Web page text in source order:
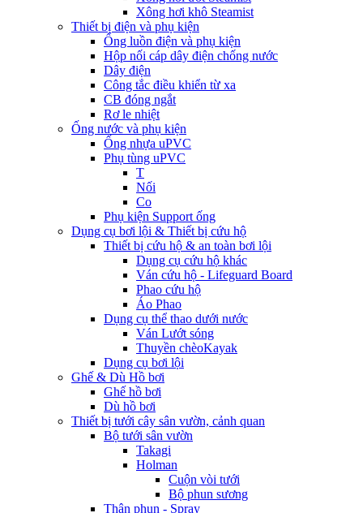
Xông hơi khô Steamist
Thiết bị điện và phụ kiện
Ống luồn điện và phụ kiện
Hộp nối cáp dây điện chống nước
Dây điện
Công tắc điều khiển từ xa
CB đóng ngắt
Rơ le nhiệt
Ống nước và phụ kiện
Ống nhựa uPVC
Phụ tùng uPVC
T
Nối
Co
Phụ kiện Support ống
Dụng cụ bơi lội & Thiết bị cứu hộ
Thiết bị cứu hộ & an toàn bơi lội
Dụng cụ cứu hộ khác
Ván cứu hộ - Lifeguard Board
Phao cứu hộ
Áo Phao
Dụng cụ thể thao dưới nước
Ván Lướt sóng
Thuyền chèoKayak
Dụng cụ bơi lội
Ghế & Dù Hồ bơi
Ghế hồ bơi
Dù hồ bơi
Thiết bị tưới cây sân vườn, cảnh quan
Bộ tưới sân vườn
Takagi
Holman
Cuộn vòi tưới
Bộ phun sương
Thân phun - Spray